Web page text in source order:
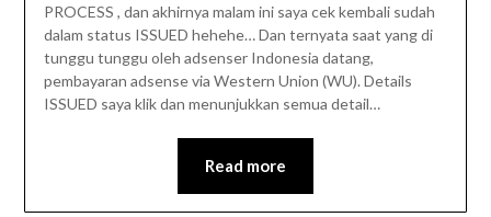
PROCESS , dan akhirnya malam ini saya cek kembali sudah
dalam status ISSUED hehehe… Dan ternyata saat yang di
tunggu tunggu oleh adsenser Indonesia datang,
pembayaran adsense via Western Union (WU). Details
ISSUED saya klik dan menunjukkan semua detail…
Read more